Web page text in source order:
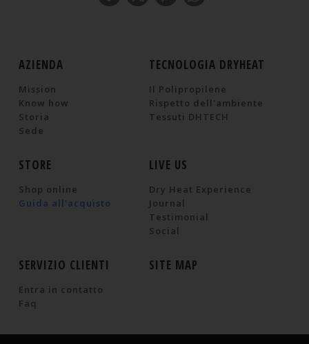
AZIENDA
Mission
Know how
Storia
Sede
TECNOLOGIA DRYHEAT
Il Polipropilene
Rispetto dell'ambiente
Tessuti DHTECH
STORE
Shop online
Guida all'acquisto
LIVE US
Dry Heat Experience
Journal
Testimonial
Social
SERVIZIO CLIENTI
Entra in contatto
Faq
SITE MAP